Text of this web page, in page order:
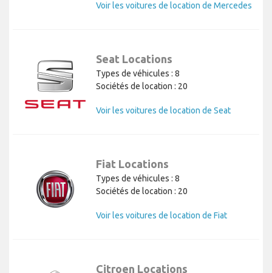
Voir les voitures de location de Mercedes
Seat Locations
Types de véhicules : 8
Sociétés de location : 20
Voir les voitures de location de Seat
Fiat Locations
Types de véhicules : 8
Sociétés de location : 20
Voir les voitures de location de Fiat
Citroen Locations